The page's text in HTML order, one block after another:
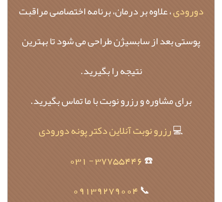
دورودی، علاوه بر درمان، برنامه اختصاصی مراقبت
پوستی بعد از سابسیژن طراحی می‌ شود تا بهترین
نتیجه را بگیرید.
برای مشاوره و رزرو نوبت با ما تماس بگیرید.
💻رزرو نوبت آنلاین دکتر پونه دورودی
☎️
37755446 - 031
📞
09139279004